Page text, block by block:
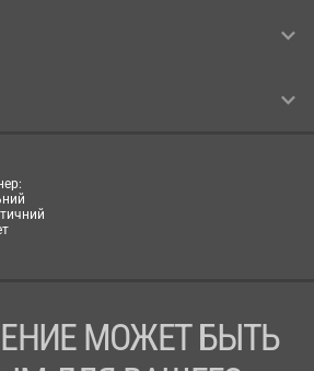
МОЖЕТ БЫТЬ